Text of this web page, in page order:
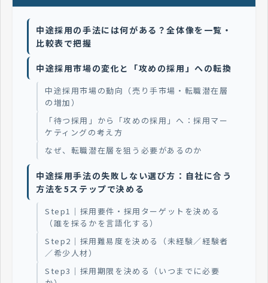
中途採用の手法には何がある？全体像を一覧・
比較表で把握
中途採用市場の変化と「攻めの採用」への転換
中途採用市場の動向（売り手市場・転職潜在層
の増加）
「待つ採用」から「攻めの採用」へ：採用マー
ケティングの考え方
なぜ、転職潜在層を狙う必要があるのか
中途採用手法の失敗しない選び方：自社に合う
方法を5ステップで決める
Step1｜採用要件・採用ターゲットを決める
（誰を採るかを言語化する）
Step2｜採用難易度を決める（未経験／経験者
／希少人材）
Step3｜採用期限を決める（いつまでに必要